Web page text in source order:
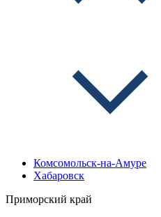
Комсомольск-на-Амуре
Хабаровск
Приморский край